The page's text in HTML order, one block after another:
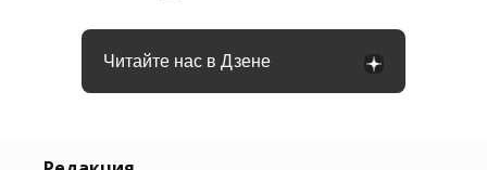
Читайте нас в Дзене